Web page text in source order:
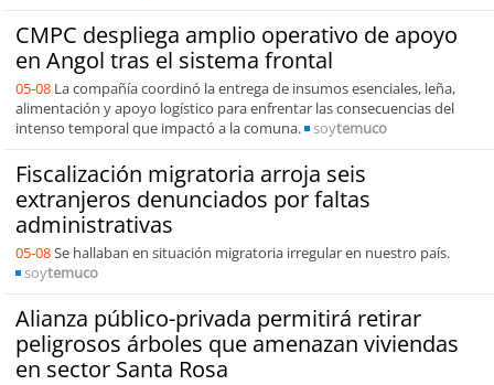
CMPC despliega amplio operativo de apoyo
en Angol tras el sistema frontal
05-08 La compañía coordinó la entrega de insumos esenciales, leña,
alimentación y apoyo logístico para enfrentar las consecuencias del
intenso temporal que impactó a la comuna.
soytemuco
Fiscalización migratoria arroja seis
extranjeros denunciados por faltas
administrativas
05-08Se hallaban en situación migratoria irregular en nuestro país.
soytemuco
Alianza público-privada permitirá retirar
peligrosos árboles que amenazan viviendas
en sector Santa Rosa